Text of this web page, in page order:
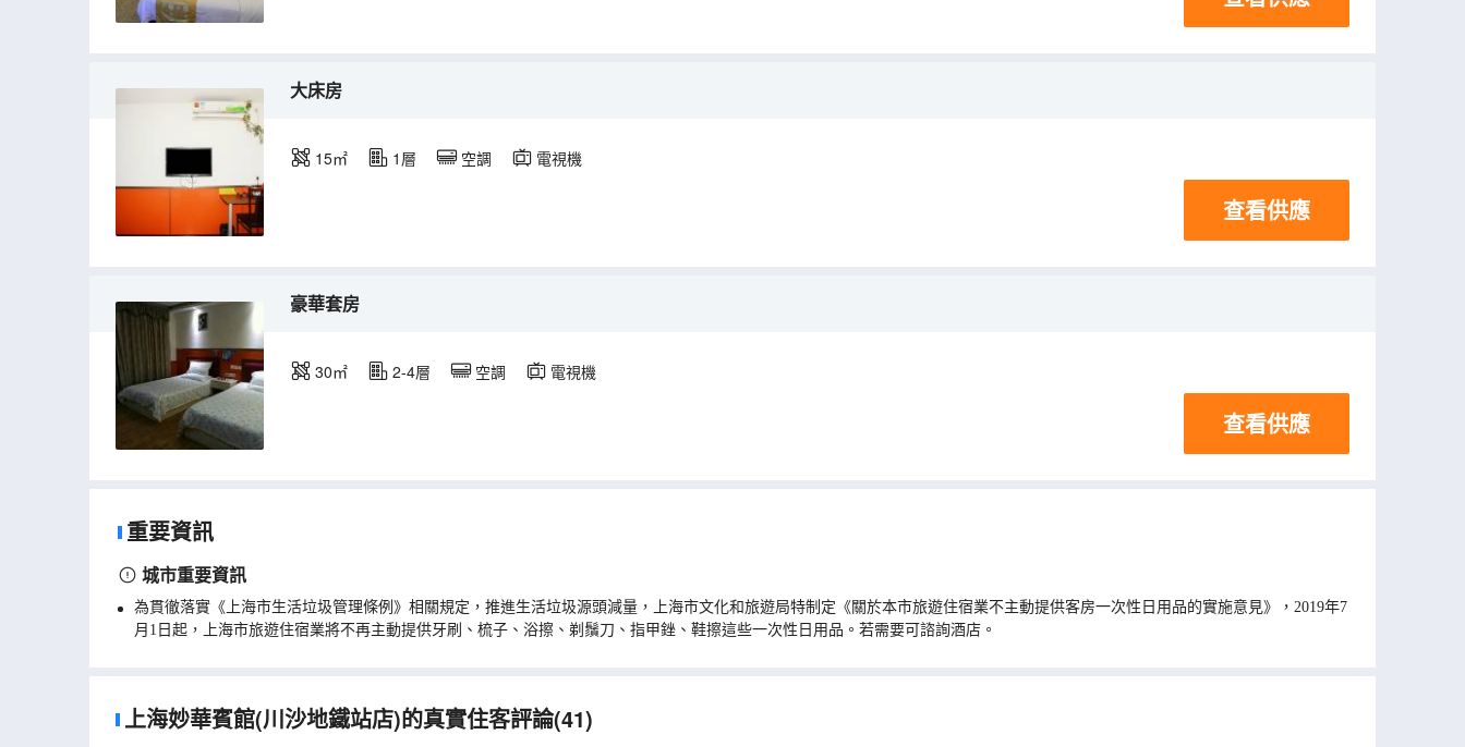
大床房
15㎡ 1層 空調 電視機
查看供應
豪華套房
30㎡ 2-4層 空調 電視機
查看供應
重要資訊
城市重要資訊
為貫徹落實《上海市生活垃圾管理條例》相關規定，推進生活垃圾源頭減量，上海市文化和旅遊局特制定《關於本市旅遊住宿業不主動提供客房一次性日用品的實施意見》，2019年7
月1日起，上海市旅遊住宿業將不再主動提供牙刷、梳子、浴擦、剃鬚刀、指甲銼、鞋擦這些一次性日用品。若需要可諮詢酒店。
上海妙華賓館(川沙地鐵站店)的真實住客評論(41)